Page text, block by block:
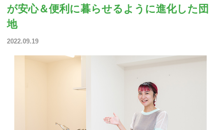
が安心＆便利に暮らせるように進化した団
地
2022.09.19